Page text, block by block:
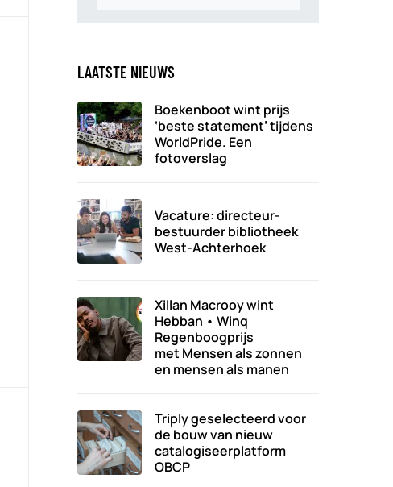
LAATSTE NIEUWS
Boekenboot wint prijs
‘beste statement’ tijdens
WorldPride. Een
fotoverslag
Vacature: directeur-
bestuurder bibliotheek
West-Achterhoek
Xillan Macrooy wint
Hebban • Winq
Regenboogprijs
met Mensen als zonnen
en mensen als manen
Triply geselecteerd voor
de bouw van nieuw
catalogiseerplatform
OBCP